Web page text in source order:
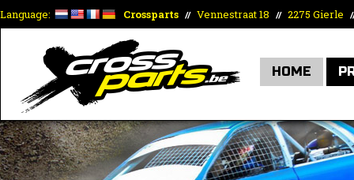
Language: Crossparts // Vennestraat 18 // 2275 Gierle
HOME